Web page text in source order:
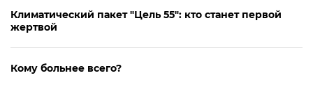
Климатический пакет "Цель 55": кто станет первой
жертвой
Кому больнее всего?